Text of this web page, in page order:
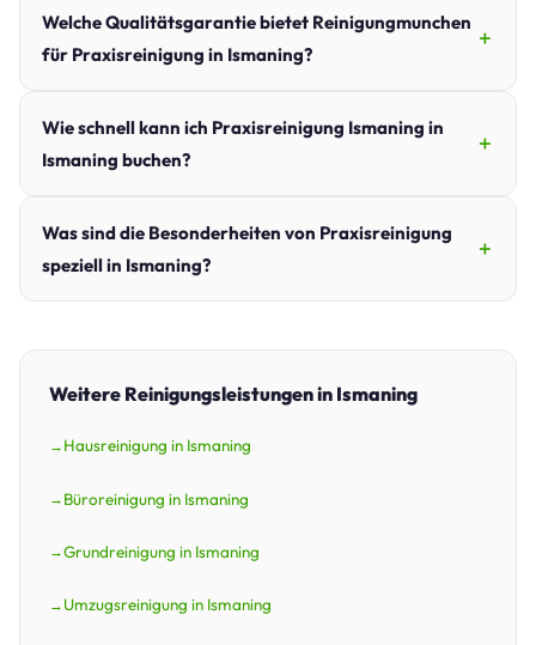
Welche Qualitätsgarantie bietet Reinigungmunchen
für Praxisreinigung in Ismaning?
Wie schnell kann ich Praxisreinigung Ismaning in
Ismaning buchen?
Was sind die Besonderheiten von Praxisreinigung
speziell in Ismaning?
Weitere Reinigungsleistungen in Ismaning
Hausreinigung in Ismaning
Büroreinigung in Ismaning
Grundreinigung in Ismaning
Umzugsreinigung in Ismaning